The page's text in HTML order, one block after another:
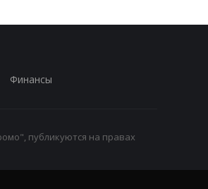
Финансы
публикуются на правах